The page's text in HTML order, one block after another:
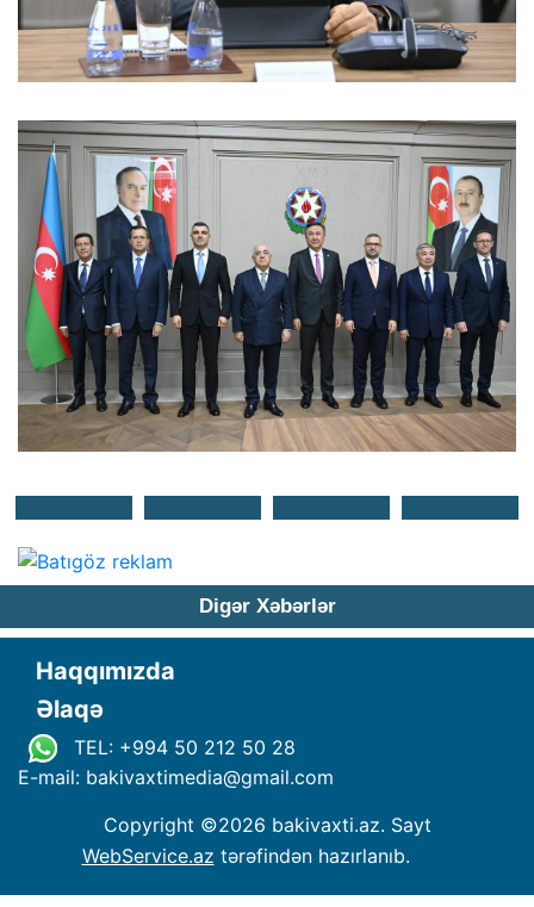
Digər Xəbərlər
Haqqımızda
Əlaqə
TEL: +994 50 212 50 28
E-mail: bakivaxtimedia@gmail.com
Copyright ©2026 bakivaxti.az. Sayt
WebService.az tərəfindən hazırlanıb.